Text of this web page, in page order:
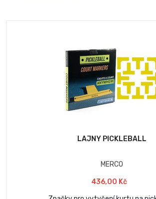
LAJNY PICKLEBALL
MERCO
436,00 Kč